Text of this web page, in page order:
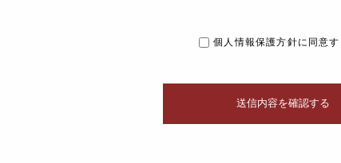
個人情報保護方針に同意す